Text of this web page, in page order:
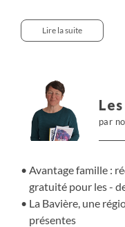
cristallines des lacs
de cette nature et
entre lacs et
Lire la suite
par
Avantage famille :
gratuité pour les -
La Bavière, une
présentes